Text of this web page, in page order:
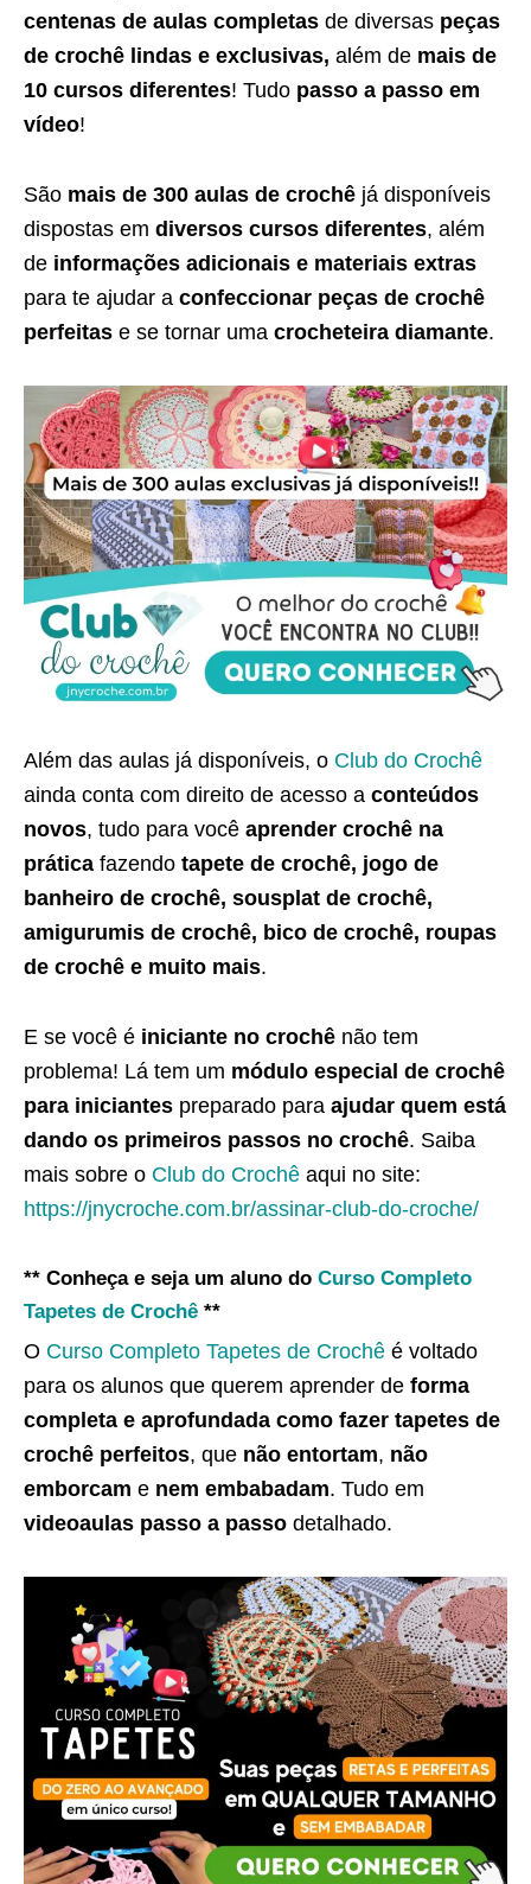
centenas de aulas completas de diversas peças
de crochê lindas e exclusivas, além de mais de
10 cursos diferentes! Tudo passo a passo em
vídeo!
São mais de 300 aulas de crochê já disponíveis
dispostas em diversos cursos diferentes, além
de informações adicionais e materiais extras
para te ajudar a confeccionar peças de crochê
perfeitas e se tornar uma crocheteira diamante.
Além das aulas já disponíveis, o Club do Crochê
ainda conta com direito de acesso a conteúdos
novos, tudo para você aprender crochê na
prática fazendo tapete de crochê, jogo de
banheiro de crochê, sousplat de crochê,
amigurumis de crochê, bico de crochê, roupas
de crochê e muito mais.
E se você é iniciante no crochê não tem
problema! Lá tem um módulo especial de crochê
para iniciantes preparado para ajudar quem está
dando os primeiros passos no crochê. Saiba
mais sobre o Club do Crochê aqui no site:
https://jnycroche.com.br/assinar-club-do-croche/
** Conheça e seja um aluno do Curso Completo
Tapetes de Crochê **
O Curso Completo Tapetes de Crochê é voltado
para os alunos que querem aprender de forma
completa e aprofundada como fazer tapetes de
crochê perfeitos, que não entortam, não
emborcam e nem embabadam. Tudo em
videoaulas passo a passo detalhado.